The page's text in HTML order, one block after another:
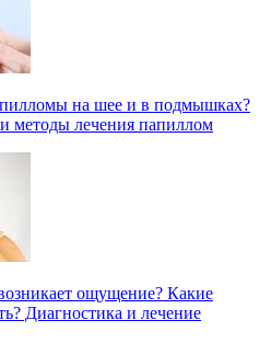
на шее и в подмышках?
методы лечения папиллом
ощущение? Какие
Диагностика и лечение